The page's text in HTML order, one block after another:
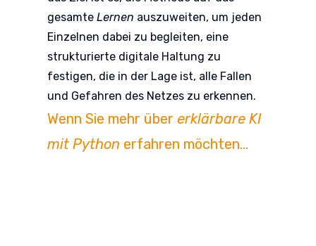
gesamte Lernen auszuweiten, um jeden
Einzelnen dabei zu begleiten, eine
strukturierte digitale Haltung zu
festigen, die in der Lage ist, alle Fallen
und Gefahren des Netzes zu erkennen.
Wenn Sie mehr über erklärbare KI
mit Python erfahren möchten…